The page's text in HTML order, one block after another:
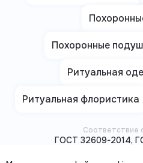
Соответствие
ГОСТ 32609-2014,
корректность информации,
Похоронные
Ритуальная
Ритуальная флористика